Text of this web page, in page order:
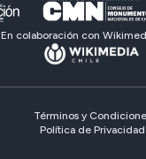
En colaboración con
Términos y
Política de Privacidad